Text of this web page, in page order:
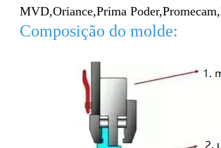
MVD,Oriance,Prima Poder,Promecam,
Composição do molde: